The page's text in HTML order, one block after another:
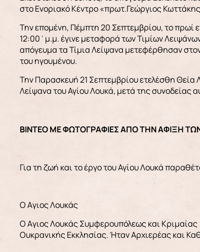
στο Ενοριακό Κέντρο «πρωτ.Γεώργιος
Την επομένη, Πέμπτη 20 Σεπτεμβρίου, το πρωί
12:00΄μ.μ. έγινε μεταφορά των Τιμίων
απόγευμα τα Τίμια Λείψανα μετεφέρθησαν
του ηγουμένου.
Την Παρασκευή 21 Σεπτεμβρίου ετελέσθη Θεία
Λείψανα του Αγίου Λουκά, μετά της συνοδείας
ΒΙΝΤΕΟ ΜΕ ΦΩΤΟΓΡΑΦΙΕΣ ΑΠΟ ΤΗΝ ΑΦΙΞΗ
Για τη ζωή και το έργο του Αγίου Λουκά
Ο Aγιος Λουκάς
Ο Aγιος Λουκάς Συμφερουπόλεως και Κριμαίας
Ουκρανικής Εκκλησίας. Ήταν Αρχιερέας και